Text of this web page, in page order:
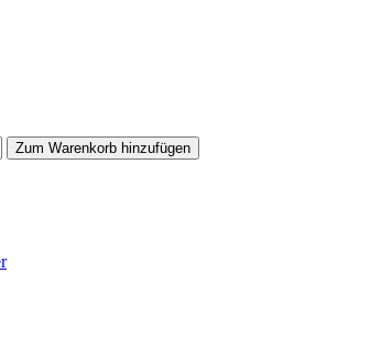
Zum Warenkorb hinzufügen